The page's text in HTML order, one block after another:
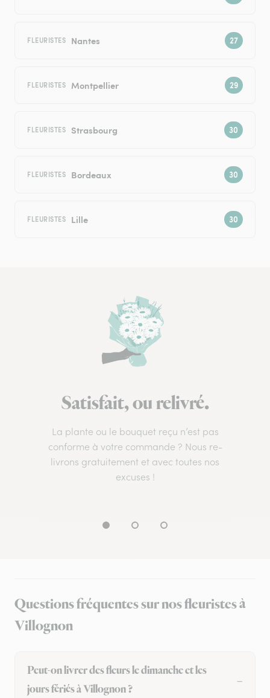
FLEURISTES Nantes
FLEURISTES Montpellier
FLEURISTES Strasbourg
FLEURISTES Bordeaux
FLEURISTES Lille
Satisfait, ou relivré.
La plante ou le bouquet reçu n’est pas
conforme à votre commande ? Nous re-
livrons gratuitement et avec toutes nos
excuses !
Questions fréquentes sur nos fleuristes à
Villognon
Peut-on livrer des fleurs le dimanche et les
jours fériés à Villognon ?